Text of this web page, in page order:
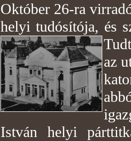
Október 26-ra
helyi tudósítója, és
az
István helyi